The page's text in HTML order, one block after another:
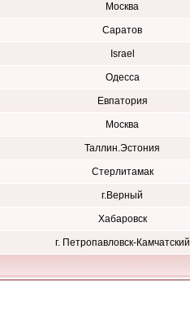
Москва
Саратов
Israel
Одесса
Евпатория
Москва
Таллин.Эстония
Стерлитамак
г.Верный
Хабаровск
г. Петропавловск-Камчатский